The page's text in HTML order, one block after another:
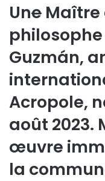
Une Maître
Guzmán,
Acropole,
août 2023.
œuvre
la